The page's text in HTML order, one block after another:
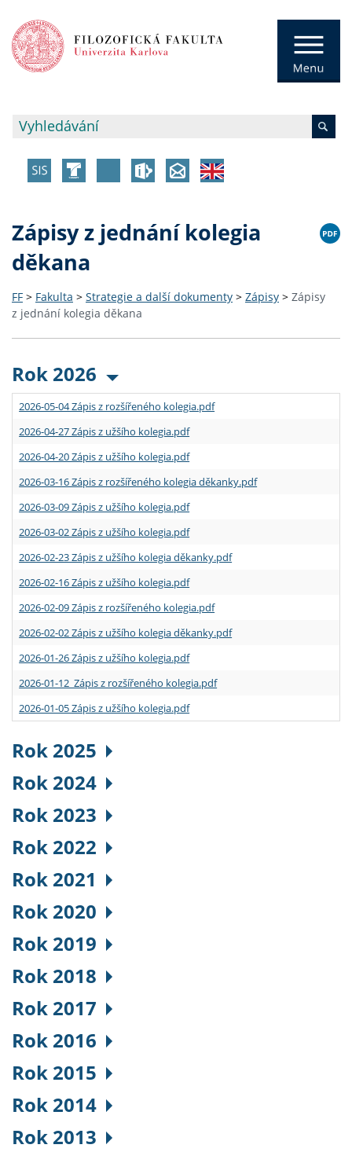
Zápisy z jednání kolegia
děkana
FF > Fakulta > Strategie a další dokumenty > Zápisy > Zápisy
z jednání kolegia děkana
Rok 2026
2026-05-04 Zápis z rozšířeného kolegia.pdf
2026-04-27 Zápis z užšího kolegia.pdf
2026-04-20 Zápis z užšího kolegia.pdf
2026-03-16 Zápis z rozšířeného kolegia děkanky.pdf
2026-03-09 Zápis z užšího kolegia.pdf
2026-03-02 Zápis z užšího kolegia.pdf
2026-02-23 Zápis z užšího kolegia děkanky.pdf
2026-02-16 Zápis z užšího kolegia.pdf
2026-02-09 Zápis z rozšířeného kolegia.pdf
2026-02-02 Zápis z užšího kolegia děkanky.pdf
2026-01-26 Zápis z užšího kolegia.pdf
2026-01-12 Zápis z rozšířeného kolegia.pdf
2026-01-05 Zápis z užšího kolegia.pdf
Rok 2025
Rok 2024
Rok 2023
Rok 2022
Rok 2021
Rok 2020
Rok 2019
Rok 2018
Rok 2017
Rok 2016
Rok 2015
Rok 2014
Rok 2013